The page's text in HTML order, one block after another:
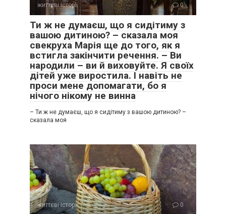
життєві історії 0
Ти ж не думаєш, що я сидітиму з
вашою дитиною? – сказала моя
свекруха Марія ще до того, як я
встигла закінчити речення. – Ви
народили – ви й виховуйте. Я своїх
дітей уже виростила. І навіть не
проси мене допомагати, бо я
нічого нікому не винна
– Ти ж не думаєш, що я сидітиму з вашою дитиною? –
сказала моя
життєві історії 0